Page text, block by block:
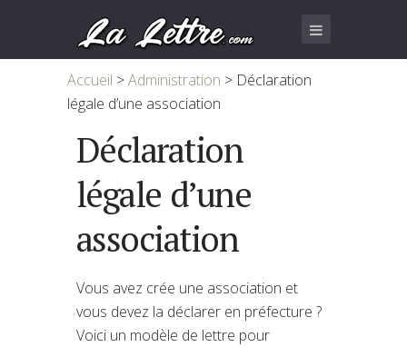
Accueil >Administration > Déclaration
légale d’une association
Déclaration
légale d’une
association
Vous avez crée une association et
vous devez la déclarer en préfecture ?
Voici un modèle de lettre pour